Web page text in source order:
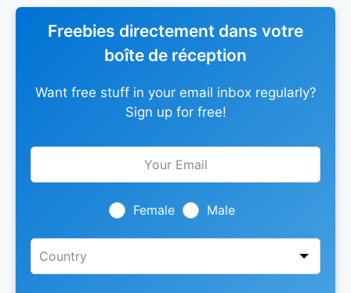
Freebies directement dans votre
boîte de réception
Want free stuff in your email inbox regularly?
Sign up for free!
Leave
Female Male